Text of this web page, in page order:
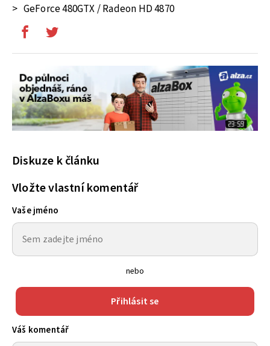
> GeForce 480GTX / Radeon HD 4870
Diskuze k článku
Vložte vlastní komentář
Vaše jméno
nebo
Přihlásit se
Váš komentář